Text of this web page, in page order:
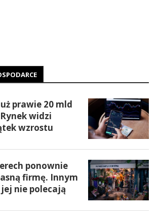
prawie 20 mld
Rynek widzi
wzrostu
ponownie
firmę. Innym
nie polecają